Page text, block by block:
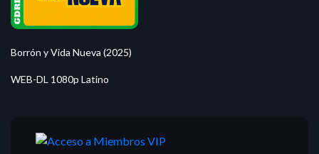
Borrón y Vida Nueva (2025)
WEB-DL 1080p Latino